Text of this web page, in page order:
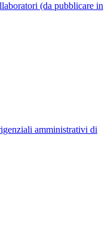
(da pubblicare in
amministrativi di